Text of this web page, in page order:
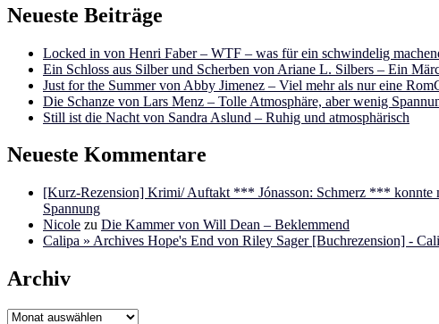
Neueste Beiträge
Locked in von Henri Faber – WTF – was für ein schwindelig
Ein Schloss aus Silber und Scherben von Ariane L. Silbers – Ein
Just for the Summer von Abby Jimenez – Viel mehr als nur eine
Die Schanze von Lars Menz – Tolle Atmosphäre, aber wenig
Still ist die Nacht von Sandra Aslund – Ruhig und atmosphärisch
Neueste Kommentare
[Kurz-Rezension] Krimi/ Auftakt *** Jónasson: Schmerz ***
Spannung
Nicole zu Die Kammer von Will Dean – Beklemmend
Calipa » Archives Hope's End von Riley Sager [Buchrezension] -
Archiv
Archiv